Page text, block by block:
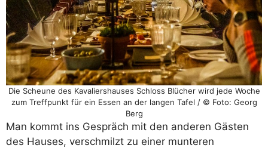
Die Scheune des Kavaliershauses Schloss Blücher wird jede Woche
zum Treffpunkt für ein Essen an der langen Tafel / © Foto: Georg
Berg
Man kommt ins Gespräch mit den anderen Gästen
des Hauses, verschmilzt zu einer munteren